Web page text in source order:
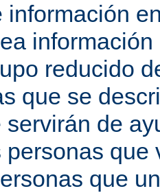
información
reducido
que se
servirán de
personas que
que